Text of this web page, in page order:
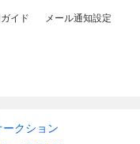
イド メール通知設定
ークション